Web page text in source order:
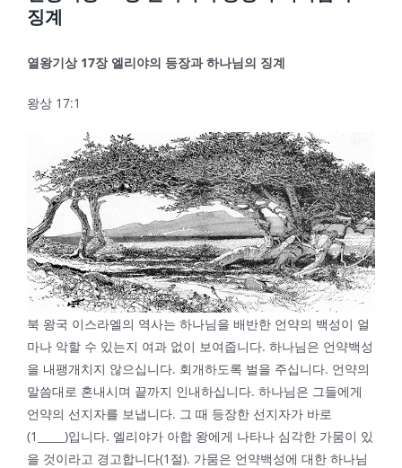
징계
열왕기상 17장 엘리야의 등장과 하나님의 징계
왕상 17:1
북 왕국 이스라엘의 역사는 하나님을 배반한 언약의 백성이 얼
마나 악할 수 있는지 여과 없이 보여줍니다. 하나님은 언약백성
을 내팽개치지 않으십니다. 회개하도록 벌을 주십니다. 언약의
말씀대로 혼내시며 끝까지 인내하십니다. 하나님은 그들에게
언약의 선지자를 보냅니다. 그 때 등장한 선지자가 바로
(1_____)입니다. 엘리야가 아합 왕에게 나타나 심각한 가뭄이 있
을 것이라고 경고합니다(1절). 가뭄은 언약백성에 대한 하나님